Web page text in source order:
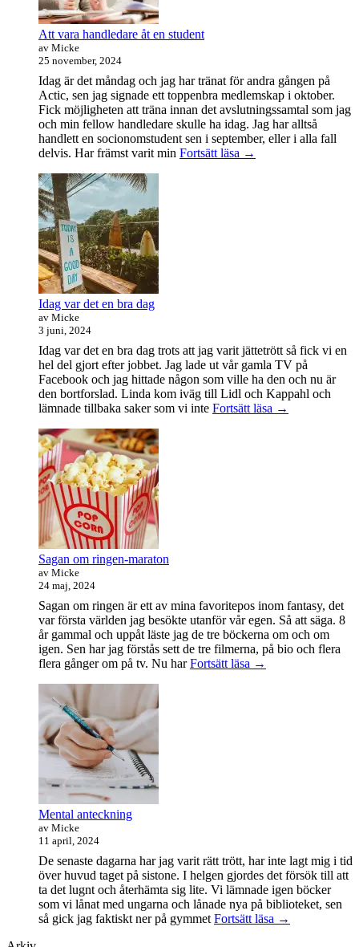
Att vara handledare åt en student
av Micke
25 november, 2024
Idag är det måndag och jag har tränat för andra gången på
Actic, sen jag signade ett toppenbra medlemskap i oktober.
Fick möjligheten att träna innan det avslutningssamtal som jag
och min fellow handledare skulle ha idag. Jag har alltså
handlett en socionomstudent sen i september, eller i alla fall
delvis. Har främst varit min Fortsätt läsa Att
→
Idag var det en bra dag
av Micke
3 juni, 2024
Idag var det en bra dag trots att jag varit jättetrött så fick vi en
hel del gjort efter jobbet. Jag lade ut vår gamla TV på
Facebook och jag hittade någon som ville ha den och nu är
den bortforslad. Linda kom iväg till Lidl och Kappahl och
lämnade tillbaka saker som vi inte Fortsätt läsa Idag
→
Sagan om ringen-maraton
av Micke
24 maj, 2024
Sagan om ringen är ett av mina favoritepos inom fantasy, det
var första världen jag besökte utanför vår egen. Så att säga. 8
år gammal och uppåt läste jag de tre böckerna om och om
igen. Sen har jag förstås sett de tre filmerna, på bio och flera
flera gånger om på tv. Nu harFortsätt läsa Sagan
→
Mental anteckning
av Micke
11 april, 2024
De senaste dagarna har jag varit rätt trött, har inte lagt mig i tid
över huvud taget på sistone. I helgen gjordes det försök till att
ta det lugnt och återhämta sig lite. Vi lämnade igen böcker
som vi lånat med ungarna och lånade nya på biblioteket, sen
så gick jag faktiskt ner på gymmet Fortsätt läsa Mental
→